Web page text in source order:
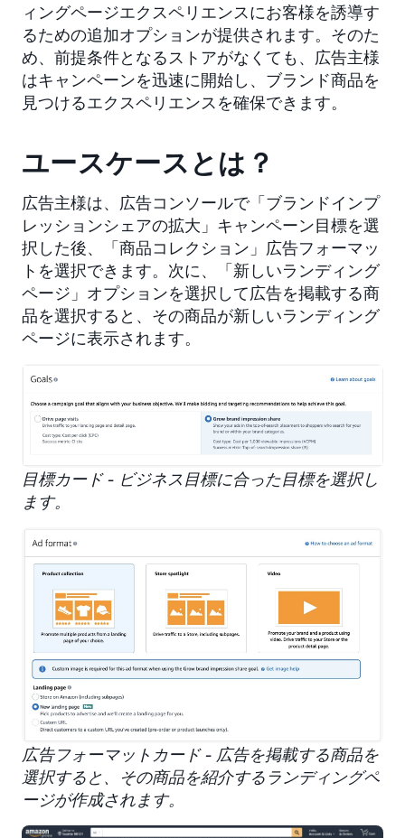
ィングページエクスペリエンスにお客様を誘導す
るための追加オプションが提供されます。そのた
め、前提条件となるストアがなくても、広告主様
はキャンペーンを迅速に開始し、ブランド商品を
見つけるエクスペリエンスを確保できます。
ユースケースとは？
広告主様は、広告コンソールで「ブランドインプ
レッションシェアの拡大」キャンペーン目標を選
択した後、「商品コレクション」広告フォーマッ
トを選択できます。次に、「新しいランディング
ページ」オプションを選択して広告を掲載する商
品を選択すると、その商品が新しいランディング
ページに表示されます。
目標カード - ビジネス目標に合った目標を選択し
ます。
広告フォーマットカード - 広告を掲載する商品を
選択すると、その商品を紹介するランディングペ
ージが作成されます。